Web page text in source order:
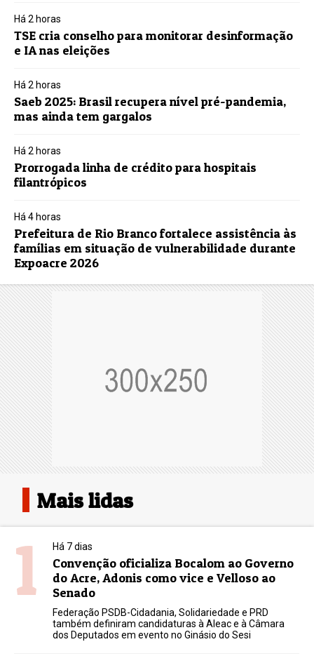
Há 2 horas
TSE cria conselho para monitorar desinformação
e IA nas eleições
Há 2 horas
Saeb 2025: Brasil recupera nível pré-pandemia,
mas ainda tem gargalos
Há 2 horas
Prorrogada linha de crédito para hospitais
filantrópicos
Há 4 horas
Prefeitura de Rio Branco fortalece assistência às
famílias em situação de vulnerabilidade durante
Expoacre 2026
Mais lidas
1 Há 7 dias
Convenção oficializa Bocalom ao Governo
do Acre, Adonis como vice e Velloso ao
Senado
Federação PSDB-Cidadania, Solidariedade e PRD
também definiram candidaturas à Aleac e à Câmara
dos Deputados em evento no Ginásio do Sesi